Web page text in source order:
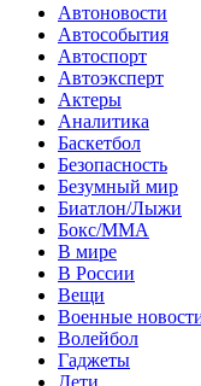
Автоновости
Автособытия
Автоспорт
Автоэксперт
Актеры
Аналитика
Баскетбол
Безопасность
Безумный мир
Биатлон/Лыжи
Бокс/MMA
В мире
В России
Вещи
Военные
Волейбол
Гаджеты
Дети